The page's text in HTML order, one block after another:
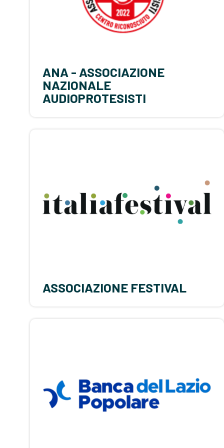
ANA - ASSOCIAZIONE
NAZIONALE
AUDIOPROTESISTI
ASSOCIAZIONE FESTIVAL